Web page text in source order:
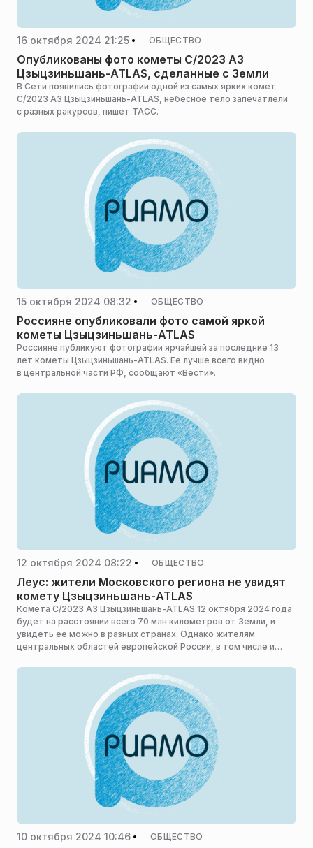
16 октября 2024 21:25 ОБЩЕСТВО
Опубликованы фото кометы C/2023 A3
Цзыцзиньшань-ATLAS, сделанные с Земли
В Сети появились фотографии одной из самых ярких комет
C/2023 A3 Цзыцзиньшань-ATLAS, небесное тело запечатлели
с разных ракурсов, пишет ТАСС.
15 октября 2024 08:32 ОБЩЕСТВО
Россияне опубликовали фото самой яркой
кометы Цзыцзиньшань-ATLAS
Россияне публикуют фотографии ярчайшей за последние 13
лет кометы Цзыцзиньшань-ATLAS. Ее лучше всего видно
в центральной части РФ, сообщают «Вести».
12 октября 2024 08:22 ОБЩЕСТВО
Леус: жители Московского региона не увидят
комету Цзыцзиньшань-ATLAS
Комета С/2023 А3 Цзыцзиньшань-ATLAS 12 октября 2024 года
будет на расстоянии всего 70 млн километров от Земли, и
увидеть ее можно в разных странах. Однако жителям
центральных областей европейской России, в том числе и
сообщает в своем Telegram-канале ведущий специалист
центра погоды «Фобос» Михаил Леус.
10 октября 2024 10:46 ОБЩЕСТВО